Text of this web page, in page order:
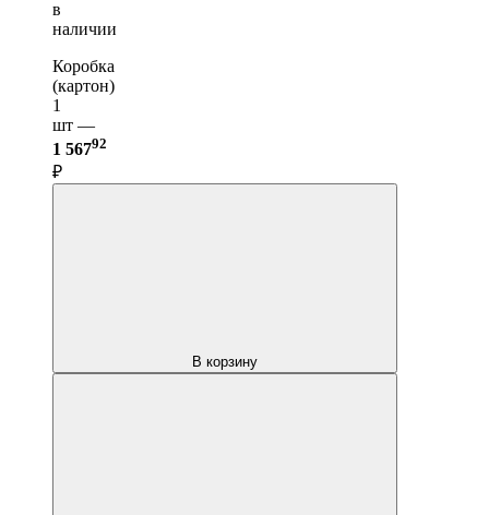
в
наличии
Коробка
(картон)
1
шт —
1 56792
₽
В корзину